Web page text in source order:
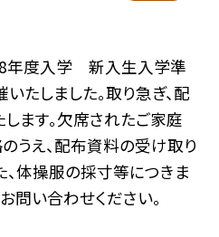
8年度入学 新入生入学準
たしました。取り急ぎ、配
ます。欠席されたご家庭
うえ、配布資料の受け取り
、体操服の採寸等につきま
問い合わせください。